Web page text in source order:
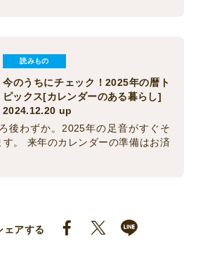
読みもの
今のうちにチェック！2025年の暦ト
ピックス[カレンダーのある暮らし]
2024.12.20 up
後わずか。2025年の足音がすぐそ
す。 来年のカレンダーの準備はお済
ェアする